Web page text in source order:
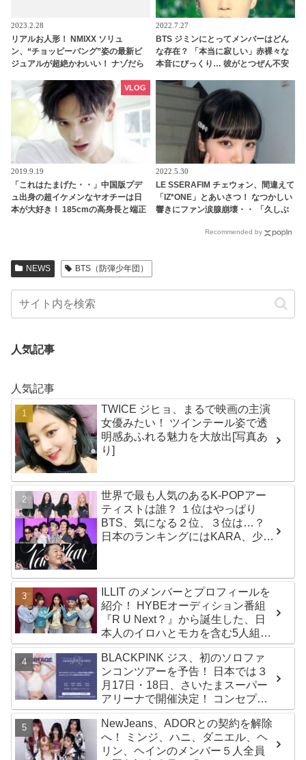
2023.2.28
リアルお人形！ NMIXX ソリュ
ン、“チョッピーバング”姿の最新ビ
ジュアルが超絶かわいい！ ナゾだら
2022.7.27
BTS ジミンにとってメンバーはどん
な存在？ 「本当に寂しい」赤裸々な
本音にびっくり… 彼がとつぜん不安
2019.9.19
「これはたまげた・・」中国版プデ
ュ出身の超イケメンなヤオチーは日
本が大好き！ 185cmの高身長と端正
VLOG
2022.5.30
LE SSERAFIM チェウォン、間違えて
「IZ*ONE」とあいさつ！ なつかしい
響きにファン涙腺崩壊・・ 「久しぶ
Recommended by
NEWS BTS（防弾少年団）
人気記事
人気記事
TWICE ジヒョ、まるで映画の主演
女優みたい！ ツインテール姿で透
明感あふれる魅力を大放出[写真あ
り]
世界で最も人気のあるK-POPアー
ティストは誰？ １位はやっぱり
BTS、気になる２位、３位は…？
日本のランキングにはKARA、少女
ILLIT のメンバーとプロフィールを
紹介！ HYBEオーディション番組
『R U Next？』から誕生した、日
本人のイロハとモカを含む5人組ガ
ールズグループ！ デビュー曲
「Magnetic」がいきなりの大ヒッ
ト
BLACKPINK ジス、初のソロファ
ンコンツアーを予告！ 日本では３
月17日・18日、さいたまスーパー
アリーナで開催決定！ コンセプト
は“愛のカケラ”！？ 14日には新ア
ルバム『AMORTAGE』もリリース
NewJeans、ADORとの契約を解除
へ！ ミンジ、ハニ、ダニエル、ヘ
リン、ヘインのメンバー５人全員